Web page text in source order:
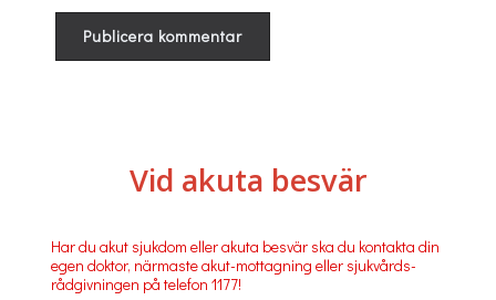
Vid akuta besvär
Har du akut sjukdom eller akuta besvär ska du kontakta din
egen doktor, närmaste akut-mottagning eller sjukvårds-
rådgivningen på telefon 1177!